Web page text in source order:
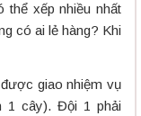
thể xếp nhiều nhất
có ai lẻ hàng? Khi
giao nhiệm vụ
1 cây). Đội 1 phải